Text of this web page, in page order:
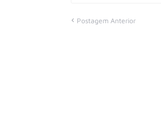
Postagem Anterior